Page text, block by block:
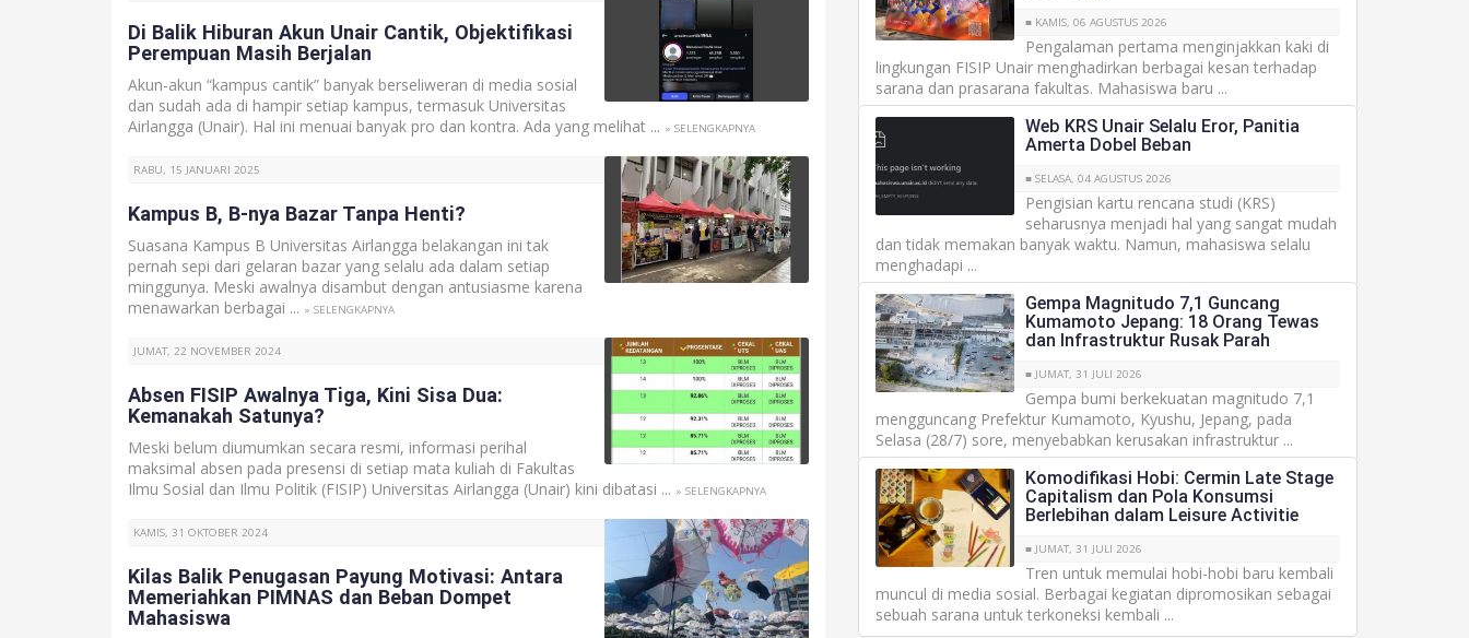
Di Balik Hiburan Akun Unair Cantik, Objektifikasi
Perempuan Masih Berjalan
Akun-akun “kampus cantik” banyak berseliweran di media sosial
dan sudah ada di hampir setiap kampus, termasuk Universitas
Airlangga (Unair). Hal ini menuai banyak pro dan kontra. Ada yang melihat ... » SELENGKAPNYA
RABU, 15 JANUARI 2025
Kampus B, B-nya Bazar Tanpa Henti?
Suasana Kampus B Universitas Airlangga belakangan ini tak
pernah sepi dari gelaran bazar yang selalu ada dalam setiap
minggunya. Meski awalnya disambut dengan antusiasme karena
menawarkan berbagai ... » SELENGKAPNYA
JUMAT, 22 NOVEMBER 2024
Absen FISIP Awalnya Tiga, Kini Sisa Dua:
Kemanakah Satunya?
Meski belum diumumkan secara resmi, informasi perihal
maksimal absen pada presensi di setiap mata kuliah di Fakultas
Ilmu Sosial dan Ilmu Politik (FISIP) Universitas Airlangga (Unair) kini dibatasi ... » SELENGKAPNYA
KAMIS, 31 OKTOBER 2024
Kilas Balik Penugasan Payung Motivasi: Antara
Memeriahkan PIMNAS dan Beban Dompet
Mahasiswa
■ KAMIS, 06 AGUSTUS 2026
Pengalaman pertama menginjakkan kaki di
lingkungan FISIP Unair menghadirkan berbagai kesan terhadap
sarana dan prasarana fakultas. Mahasiswa baru ...
Web KRS Unair Selalu Eror, Panitia
Amerta Dobel Beban
■ SELASA, 04 AGUSTUS 2026
Pengisian kartu rencana studi (KRS)
seharusnya menjadi hal yang sangat mudah
dan tidak memakan banyak waktu. Namun, mahasiswa selalu
menghadapi ...
Gempa Magnitudo 7,1 Guncang
Kumamoto Jepang: 18 Orang Tewas
dan Infrastruktur Rusak Parah
■ JUMAT, 31 JULI 2026
Gempa bumi berkekuatan magnitudo 7,1
mengguncang Prefektur Kumamoto, Kyushu, Jepang, pada
Selasa (28/7) sore, menyebabkan kerusakan infrastruktur ...
Komodifikasi Hobi: Cermin Late Stage
Capitalism dan Pola Konsumsi
Berlebihan dalam Leisure Activitie
■ JUMAT, 31 JULI 2026
Tren untuk memulai hobi-hobi baru kembali
muncul di media sosial. Berbagai kegiatan dipromosikan sebagai
sebuah sarana untuk terkoneksi kembali ...